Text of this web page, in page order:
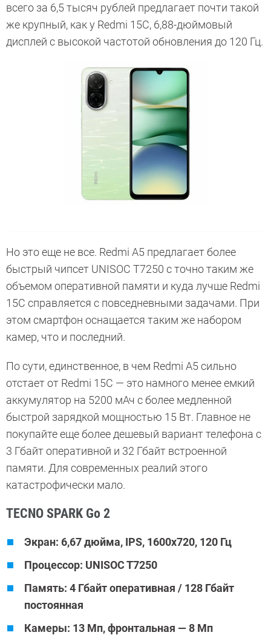
всего за 6,5 тысяч рублей предлагает почти такой
же крупный, как у Redmi 15C, 6,88-дюймовый
дисплей с высокой частотой обновления до 120 Гц.
Но это еще не все. Redmi A5 предлагает более
быстрый чипсет UNISOC T7250 с точно таким же
объемом оперативной памяти и куда лучше Redmi
15C справляется с повседневными задачами. При
этом смартфон оснащается таким же набором
камер, что и последний.
По сути, единственное, в чем Redmi A5 сильно
отстает от Redmi 15C — это намного менее емкий
аккумулятор на 5200 мАч с более медленной
быстрой зарядкой мощностью 15 Вт. Главное не
покупайте еще более дешевый вариант телефона с
3 Гбайт оперативной и 32 Гбайт встроенной
памяти. Для современных реалий этого
катастрофически мало.
TECNO SPARK Go 2
Экран: 6,67 дюйма, IPS, 1600x720, 120 Гц
Процессор: UNISOC T7250
Память: 4 Гбайт оперативная / 128 Гбайт
постоянная
Камеры: 13 Мп, фронтальная — 8 Мп